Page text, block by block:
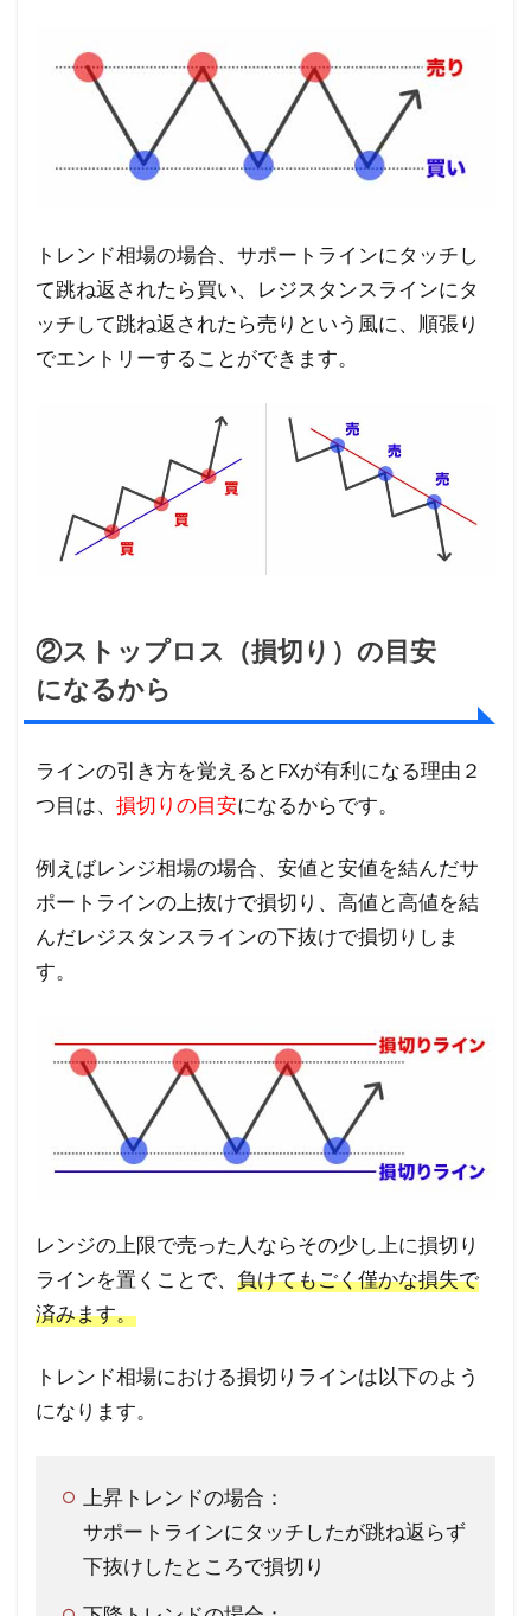
6
引
き
方
ま
説明
でラ
き方
を紹
トレンド相場の場合、サポートラインにタッチし
て跳ね返されたら買い、レジスタンスラインにタ
ッチして跳ね返されたら売りという風に、順張り
でエントリーすることができます。
②ストップロス（損切り）の目安
になるから
ラインの引き方を覚えるとFXが有利になる理由２
つ目は、 損切りの目安になるからです。
例えばレンジ相場の場合、安値と安値を結んだサ
ポートラインの上抜けで損切り、高値と高値を結
んだレジスタンスラインの下抜けで損切りしま
す。
レンジの上限で売った人ならその少し上に損切り
ラインを置くことで、 負けてもごく僅かな損失で
済みます。
トレンド相場における損切りラインは以下のよう
になります。
上昇トレンドの場合：
サポートラインにタッチしたが跳ね返らず
下抜けしたところで損切り